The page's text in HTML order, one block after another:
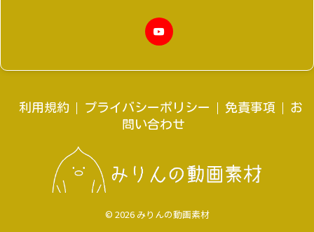
利用規約 プライバシーポリシー 免責事項
お
問い合わせ
© 2026 みりんの動画素材